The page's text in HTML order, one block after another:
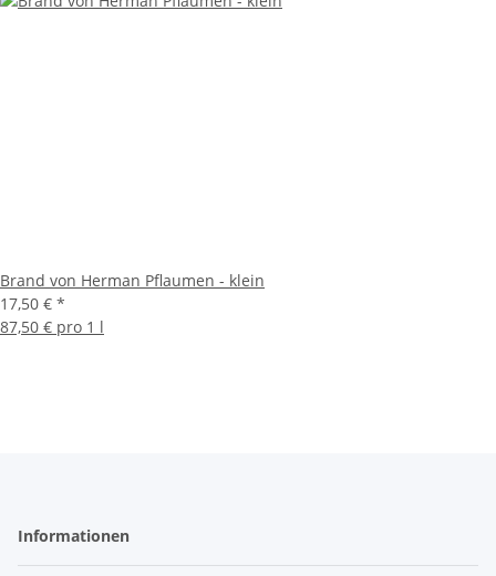
Brand von Herman Pflaumen - klein
17,50 € *
87,50 € pro 1 l
Informationen